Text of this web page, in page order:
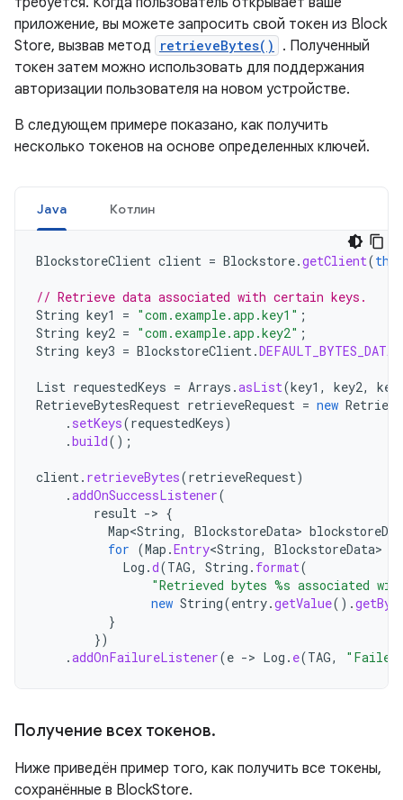
приложение, вы можете запросить свой токен из Block
Store, вызвав метод
retrieveBytes()
. Полученный
токен затем можно использовать для поддержания
авторизации пользователя на новом устройстве.
В следующем примере показано, как получить
несколько токенов на основе определенных ключей.
Java Котлин
BlockstoreClient client = Blockstore.getClient(this
// Retrieve data associated with certain keys.
String key1 = "com.example.app.key1" ;
String key2 = "com.example.app.key2" ;
String key3 = BlockstoreClient.
List requestedKeys = Arrays .asList(key1 , key2,
RetrieveBytesRequest retrieveRequest = new
. setKeys(requestedKeys)
.build();
client. retrieveBytes(retrieveRequest)
.addOnSuccessListener(
result -> {
Map<String, BlockstoreData>
for (Map .Entry<String, BlockstoreData>
Log .d(TAG, String . format(
"Retrieved bytes %s associated
new String(entry.getValue().
}
})
.addOnFailureListener(e -> Log . e(TAG,
Получение всех токенов.
Ниже приведён пример того, как получить все токены,
сохранённые в BlockStore.